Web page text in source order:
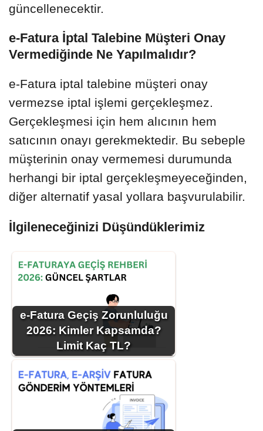
güncellenecektir.
e-Fatura İptal Talebine Müşteri Onay
Vermediğinde Ne Yapılmalıdır?
e-Fatura iptal talebine müşteri onay
vermezse iptal işlemi gerçekleşmez.
Gerçekleşmesi için hem alıcının hem
satıcının onayı gerekmektedir. Bu sebeple
müşterinin onay vermemesi durumunda
herhangi bir iptal gerçekleşmeyeceğinden,
diğer alternatif yasal yollara başvurulabilir.
İlgileneceğinizi Düşündüklerimiz
e-Fatura Geçiş Zorunluluğu
2026: Kimler Kapsamda?
Limit Kaç TL?